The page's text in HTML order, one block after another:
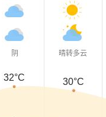
阴 晴转多云
32°C 30°C